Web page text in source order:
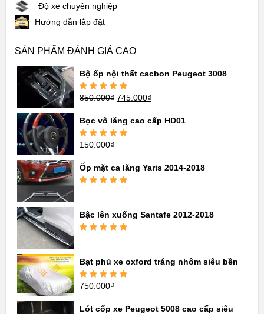
Độ xe chuyên nghiệp
Hướng dẫn lắp đặt
SẢN PHẨM ĐÁNH GIÁ CAO
Bộ ốp nội thất cacbon Peugeot 3008
Được xếp
850.000₫ 745.000₫
Bọc vô lăng cao cấp HD01
Được xếp
sao
150.000₫
Ốp mặt ca lăng Yaris 2014-2018
Bậc lên xuống Santafe 2012-2018
Bạt phủ xe oxford tráng nhôm siêu bền
Được xếp
750.000₫
Lót cốp xe Peugeot 5008 cao cấp siêu